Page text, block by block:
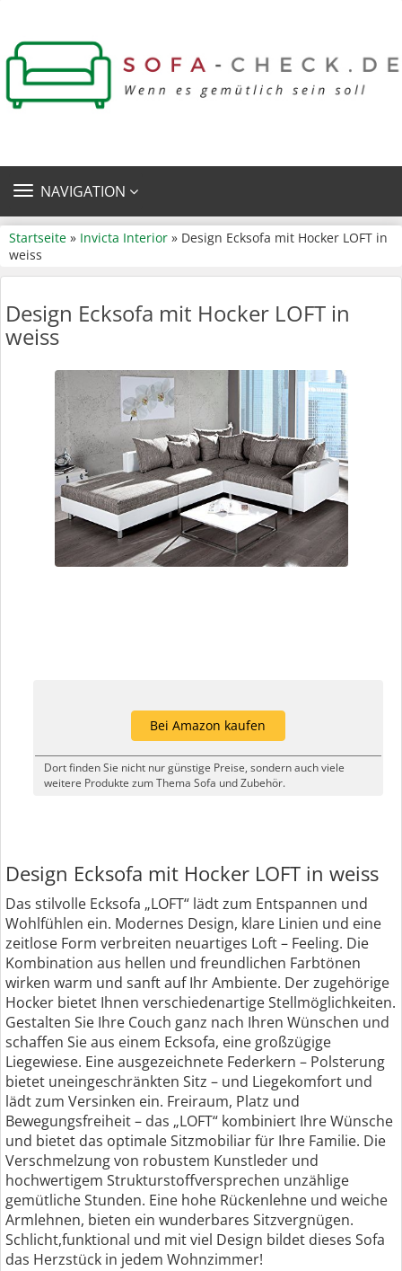
TOGGLE
NAVIGATION
Startseite » Invicta Interior » Design Ecksofa mit Hocker LOFT in
weiss
Design Ecksofa mit Hocker LOFT in
weiss
Bei Amazon kaufen
Dort finden Sie nicht nur günstige Preise, sondern auch viele
weitere Produkte zum Thema Sofa und Zubehör.
Design Ecksofa mit Hocker LOFT in weiss
Das stilvolle Ecksofa „LOFT“ lädt zum Entspannen und
Wohlfühlen ein. Modernes Design, klare Linien und eine
zeitlose Form verbreiten neuartiges Loft – Feeling. Die
Kombination aus hellen und freundlichen Farbtönen
wirken warm und sanft auf Ihr Ambiente. Der zugehörige
Hocker bietet Ihnen verschiedenartige Stellmöglichkeiten.
Gestalten Sie Ihre Couch ganz nach Ihren Wünschen und
schaffen Sie aus einem Ecksofa, eine großzügige
Liegewiese. Eine ausgezeichnete Federkern – Polsterung
bietet uneingeschränkten Sitz – und Liegekomfort und
lädt zum Versinken ein. Freiraum, Platz und
Bewegungsfreiheit – das „LOFT“ kombiniert Ihre Wünsche
und bietet das optimale Sitzmobiliar für Ihre Familie. Die
Verschmelzung von robustem Kunstleder und
hochwertigem Strukturstoffversprechen unzählige
gemütliche Stunden. Eine hohe Rückenlehne und weiche
Armlehnen, bieten ein wunderbares Sitzvergnügen.
Schlicht,funktional und mit viel Design bildet dieses Sofa
das Herzstück in jedem Wohnzimmer!